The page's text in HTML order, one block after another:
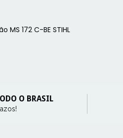
172 C-BE STIHL
O BRASIL